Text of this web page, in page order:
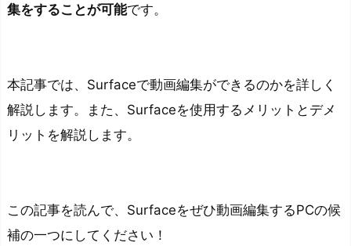
集をすることが可能です。
本記事では、Surfaceで動画編集ができるのかを詳しく
解説します。また、Surfaceを使用するメリットとデメ
リットを解説します。
この記事を読んで、Surfaceをぜひ動画編集するPCの候
補の一つにしてください！